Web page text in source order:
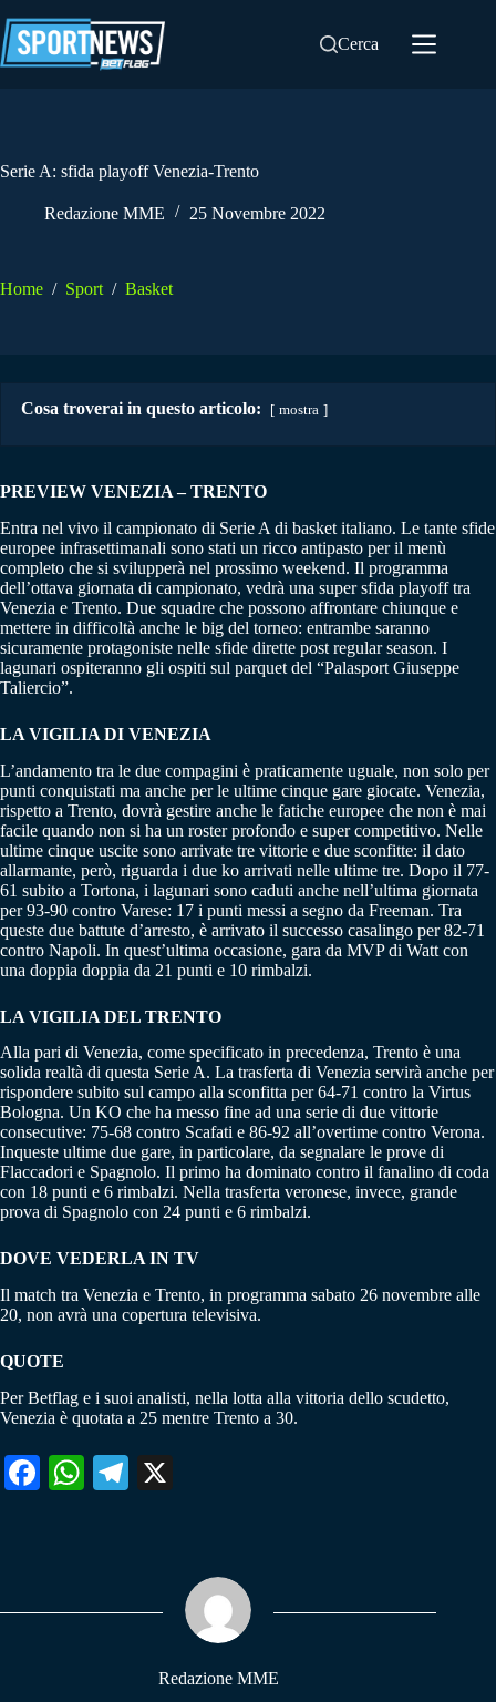
al
contenuto
Cerca
Serie A: sfida playoff Venezia-Trento
Redazione MME 25 Novembre 2022
Home / Sport / Basket
Cosa troverai in questo articolo: mostra
PREVIEW VENEZIA – TRENTO
Entra nel vivo il campionato di Serie A di basket italiano. Le tante sfide
europee infrasettimanali sono stati un ricco antipasto per il menù
completo che si svilupperà nel prossimo weekend. Il programma
dell’ottava giornata di campionato, vedrà una super sfida playoff tra
Venezia e Trento. Due squadre che possono affrontare chiunque e
mettere in difficoltà anche le big del torneo: entrambe saranno
sicuramente protagoniste nelle sfide dirette post regular season. I
lagunari ospiteranno gli ospiti sul parquet del “Palasport Giuseppe
Taliercio”.
LA VIGILIA DI VENEZIA
L’andamento tra le due compagini è praticamente uguale, non solo per
punti conquistati ma anche per le ultime cinque gare giocate. Venezia,
rispetto a Trento, dovrà gestire anche le fatiche europee che non è mai
facile quando non si ha un roster profondo e super competitivo. Nelle
ultime cinque uscite sono arrivate tre vittorie e due sconfitte: il dato
allarmante, però, riguarda i due ko arrivati nelle ultime tre. Dopo il 77-
61 subito a Tortona, i lagunari sono caduti anche nell’ultima giornata
per 93-90 contro Varese: 17 i punti messi a segno da Freeman. Tra
queste due battute d’arresto, è arrivato il successo casalingo per 82-71
contro Napoli. In quest’ultima occasione, gara da MVP di Watt con
una doppia doppia da 21 punti e 10 rimbalzi.
LA VIGILIA DEL TRENTO
Alla pari di Venezia, come specificato in precedenza, Trento è una
solida realtà di questa Serie A. La trasferta di Venezia servirà anche per
rispondere subito sul campo alla sconfitta per 64-71 contro la Virtus
Bologna. Un KO che ha messo fine ad una serie di due vittorie
consecutive: 75-68 contro Scafati e 86-92 all’overtime contro Verona.
Inqueste ultime due gare, in particolare, da segnalare le prove di
Flaccadori e Spagnolo. Il primo ha dominato contro il fanalino di coda
con 18 punti e 6 rimbalzi. Nella trasferta veronese, invece, grande
prova di Spagnolo con 24 punti e 6 rimbalzi.
DOVE VEDERLA IN TV
Il match tra Venezia e Trento, in programma sabato 26 novembre alle
20, non avrà una copertura televisiva.
QUOTE
Per Betflag e i suoi analisti, nella lotta alla vittoria dello scudetto,
Venezia è quotata a 25 mentre Trento a 30.
Fa W
pp
Te
m
Redazione MME